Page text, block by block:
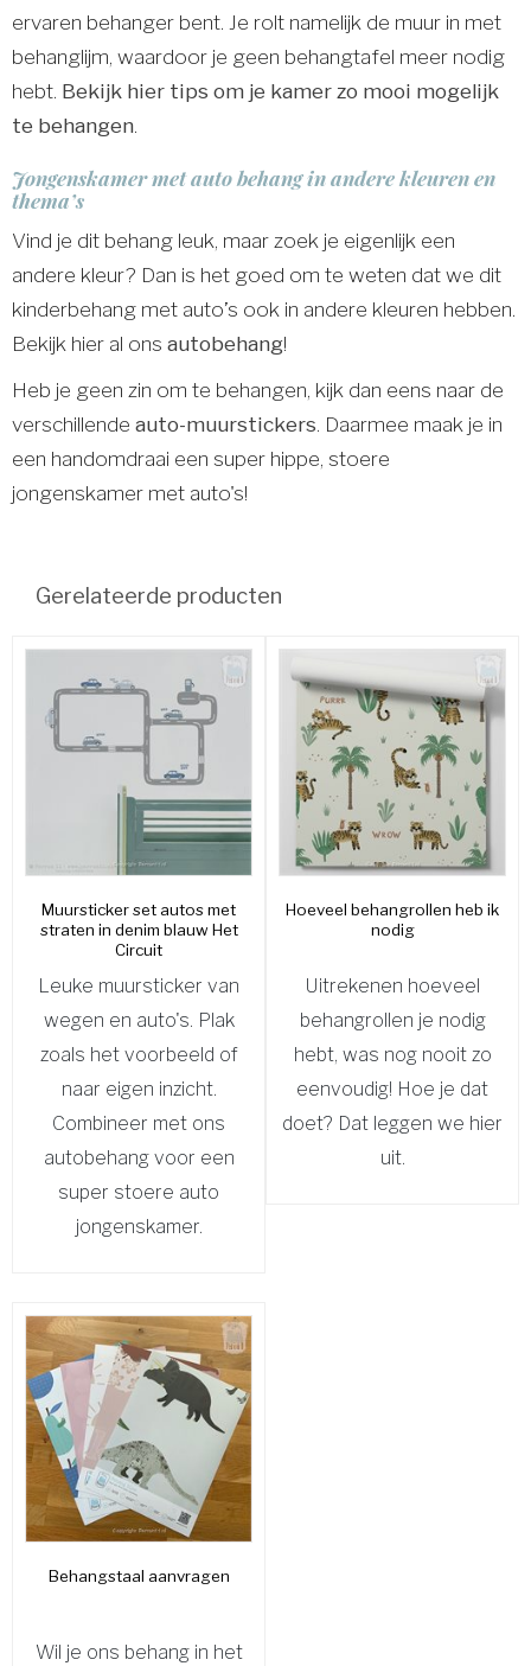
ervaren behanger bent. Je rolt namelijk de muur in met
behanglijm, waardoor je geen behangtafel meer nodig
hebt. Bekijk hier tips om je kamer zo mooi mogelijk
te behangen.
Jongenskamer met auto behang in andere kleuren en
thema’s
Vind je dit behang leuk, maar zoek je eigenlijk een
andere kleur? Dan is het goed om te weten dat we dit
kinderbehang met auto’s ook in andere kleuren hebben.
Bekijk hier al ons autobehang!
Heb je geen zin om te behangen, kijk dan eens naar de
verschillende auto-muurstickers. Daarmee maak je in
een handomdraai een super hippe, stoere
jongenskamer met auto's!
Gerelateerde producten
Muursticker set autos met
straten in denim blauw Het
Circuit
Leuke muursticker van
wegen en auto's. Plak
zoals het voorbeeld of
naar eigen inzicht.
Combineer met ons
autobehang voor een
super stoere auto
jongenskamer.
Hoeveel behangrollen heb ik
nodig
Uitrekenen hoeveel
behangrollen je nodig
hebt, was nog nooit zo
eenvoudig! Hoe je dat
doet? Dat leggen we hier
uit.
Behangstaal aanvragen
Wil je ons behang in het